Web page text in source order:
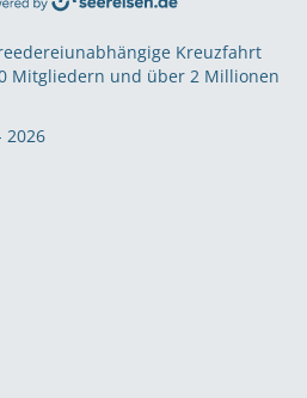
Kreuzfahrt
Mitgliedern und über 2 Millionen
2026